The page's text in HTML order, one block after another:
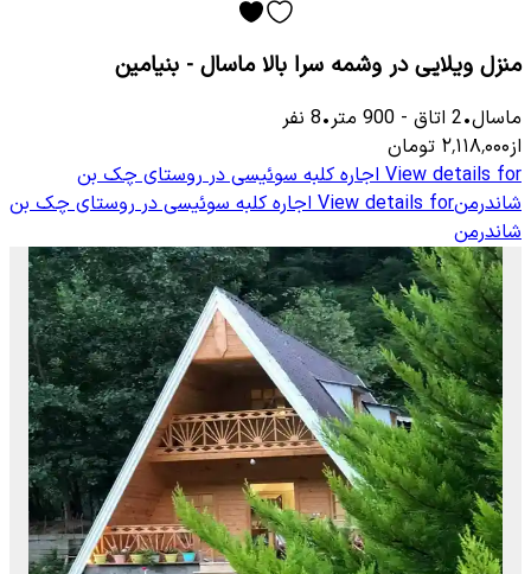
منزل ویلایی در وشمه سرا بالا ماسال - بنیامین
ماسال•
2 اتاق -
900 متر•
8 نفر
از۲٬۱۱۸٬۰۰۰ تومان
View details for اجاره کلبه سوئیسی در روستای چک بن
شاندرمنView details for اجاره کلبه سوئیسی در روستای چک بن
شاندرمن